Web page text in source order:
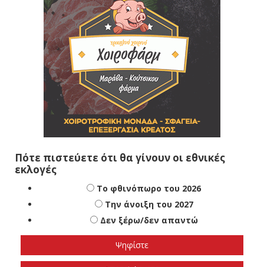
Πότε πιστεύετε ότι θα γίνουν οι εθνικές
εκλογές
Το φθινόπωρο του 2026
Την άνοιξη του 2027